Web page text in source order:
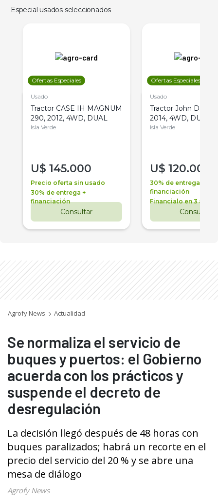
Especial usados seleccionados
Ofertas Especiales
Usado
Tractor CASE IH MAGNUM
290, 2012, 4WD, DUAL
Isla Verde
U$ 145.000
Precio oferta sin usado
30% de entrega +
financiación
Consultar
Ofertas Especiales
Usado
Tractor John Deere
2014, 4WD, DUAL
Isla Verde
U$ 120.000
30% de entrega +
financiación
Financialo en 3 años
Consultar
Agrofy News Actualidad
Se normaliza el servicio de
buques y puertos: el Gobierno
acuerda con los prácticos y
suspende el decreto de
desregulación
La decisión llegó después de 48 horas con
buques paralizados; habrá un recorte en el
precio del servicio del 20 % y se abre una
mesa de diálogo
Agrofy News